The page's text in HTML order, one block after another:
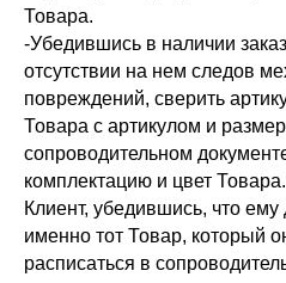
Товара.
-Убедившись в наличии
отсутствии на нем следов
повреждений, сверить
Товара с артикулом и
сопроводительном
комплектацию и цвет Товара.
Клиент, убедившись, что
именно тот Товар, который
расписаться в